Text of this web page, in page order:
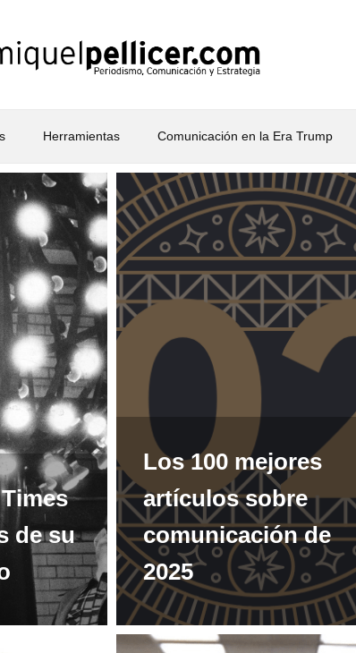
Herramientas Comunicación en la Era Trump
de su
Los 100 mejores
artículos sobre
comunicación de
2025